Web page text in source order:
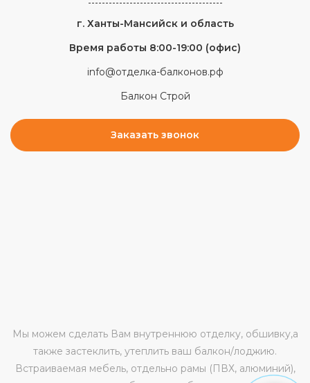
г. Ханты-Мансийски область
Время работы 8:00-19:00 (офис)
info@отделка-балконов.рф
Балкон Строй
Заказать звонок
Мы можем сделать Вам внутреннюю отделку, обшивку,а
также застеклить, утеплить ваш балкон/лоджию.
Встраиваемая мебель, отдельно рамы (ПВХ, алюминий),